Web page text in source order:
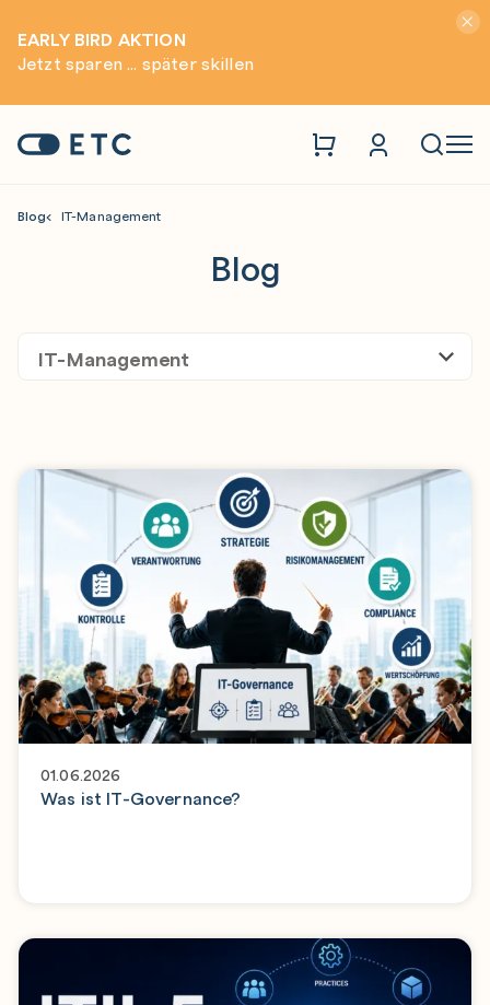
EARLY BIRD AKTION
Jetzt sparen ... später skillen
Startseite: ETC
Blog IT-Management
Blog
01.06.2026
Was ist IT-Governance?